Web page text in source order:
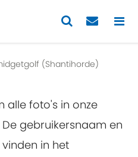
(Shantihorde)
alle foto's in onze
gebruikersnaam en
in het